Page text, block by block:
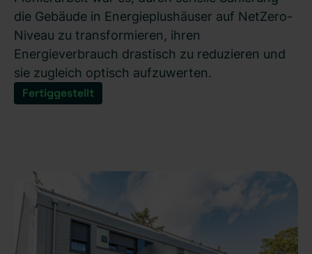
die Gebäude in Energieplushäuser auf NetZero-
Niveau zu transformieren, ihren
Energieverbrauch drastisch zu reduzieren und
sie zugleich optisch aufzuwerten.
Fertiggestellt